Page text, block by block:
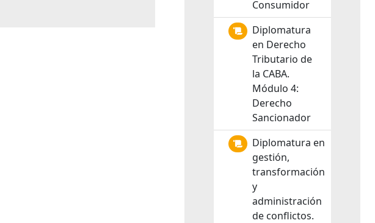
Consumidor
Diplomatura
en Derecho
Tributario de
la CABA.
Módulo 4:
Derecho
Sancionador
Diplomatura en
gestión,
transformación
y
administración
de conflictos.